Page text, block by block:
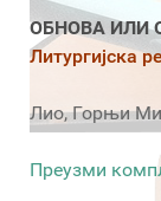
ОБНОВА ИЛИ
Литургијска
Лио, Горњи
Преузми